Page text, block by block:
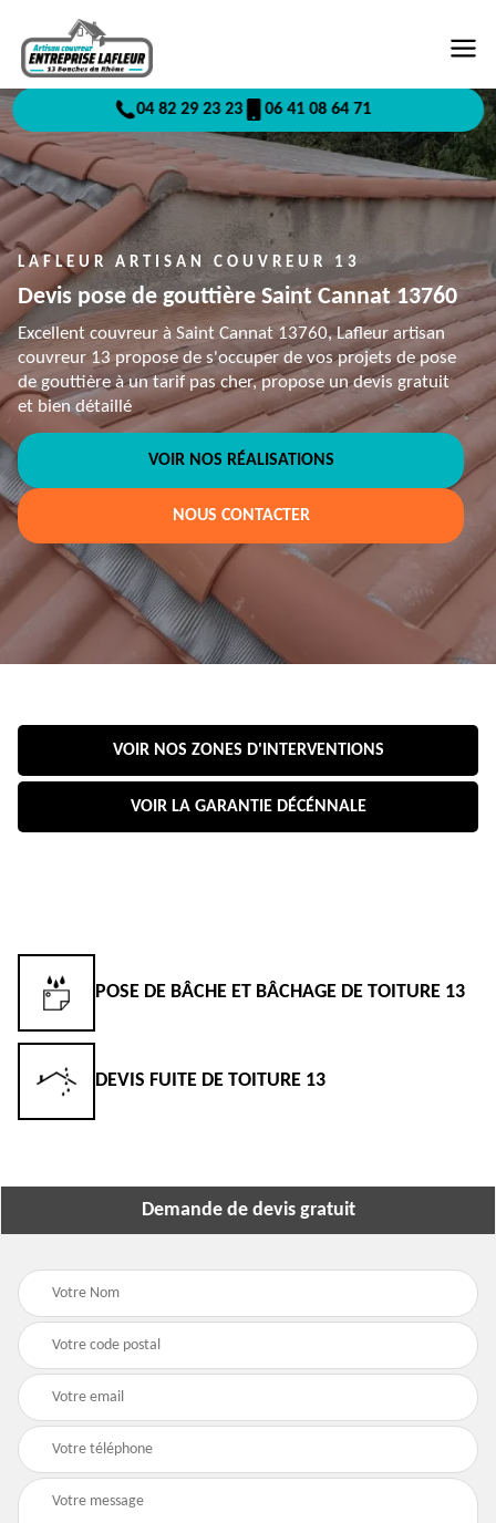
04 82 29 23 23 06 41 08 64 71
LAFLEUR ARTISAN COUVREUR 13
Devis pose de gouttière Saint Cannat 13760
Excellent couvreur à Saint Cannat 13760, Lafleur artisan
couvreur 13 propose de s'occuper de vos projets de pose
de gouttière à un tarif pas cher, propose un devis gratuit
et bien détaillé
VOIR NOS RÉALISATIONS
NOUS CONTACTER
VOIR NOS ZONES D'INTERVENTIONS
VOIR LA GARANTIE DÉCÉNNALE
POSE DE BÂCHE ET BÂCHAGE DE TOITURE 13
DEVIS FUITE DE TOITURE 13
Demande de devis gratuit